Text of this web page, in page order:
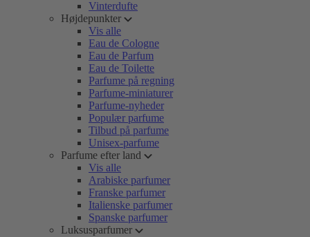
Vinterdufte
Højdepunkter
Vis alle
Eau de Cologne
Eau de Parfum
Eau de Toilette
Parfume på regning
Parfume-miniaturer
Parfume-nyheder
Populær parfume
Tilbud på parfume
Unisex-parfume
Parfume efter land
Vis alle
Arabiske parfumer
Franske parfumer
Italienske parfumer
Spanske parfumer
Luksusparfumer